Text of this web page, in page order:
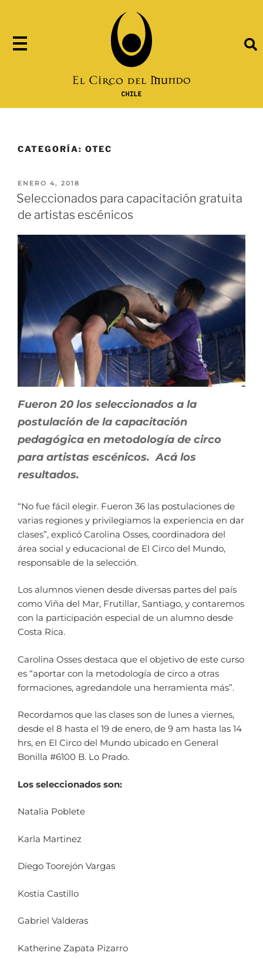
CATEGORÍA: OTEC
ENERO 4, 2018
Seleccionados para capacitación gratuita
de artistas escénicos
Fueron 20 los seleccionados a la
postulación de la capacitación
pedagógica en metodología de circo
para artistas escénicos. Acá los
resultados.
“No fue fácil elegir. Fueron 36 las postulaciones de
varias regiones y privilegiamos la experiencia en dar
clases”, explicó Carolina Osses, coordinadora del
área social y educacional de El Circo del Mundo,
responsable de la selección.
Los alumnos vienen desde diversas partes del país
como Viña del Mar, Frutillar, Santiago, y contaremos
con la participación especial de un alumno desde
Costa Rica.
Carolina Osses destaca que el objetivo de este curso
es “aportar con la metodología de circo a otras
formaciones, agredandole una herramienta más”.
Recordamos que las clases son de lunes a viernes,
desde el 8 hasta el 19 de enero, de 9 am hasta las 14
hrs, en El Circo del Mundo ubicado en General
Bonilla #6100 B. Lo Prado.
Los seleccionados son:
Natalia Poblete
Karla Martinez
Diego Toorejón Vargas
Kostia Castillo
Gabriel Valderas
Katherine Zapata Pizarro